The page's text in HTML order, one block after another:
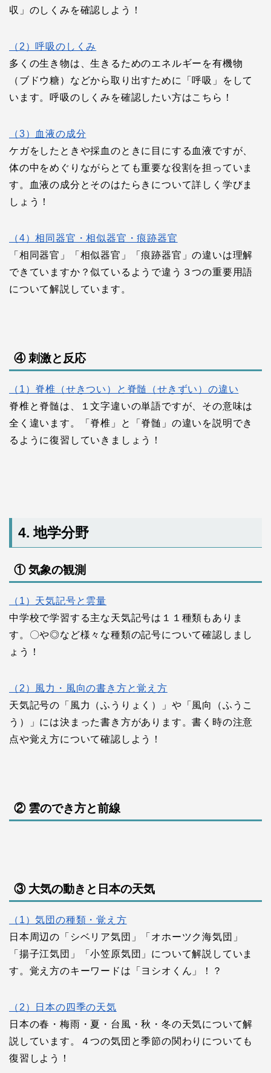
収」のしくみを確認しよう！
（2）呼吸のしくみ
多くの生き物は、生きるためのエネルギーを有機物
（ブドウ糖）などから取り出すために「呼吸」をして
います。呼吸のしくみを確認したい方はこちら！
（3）血液の成分
ケガをしたときや採血のときに目にする血液ですが、
体の中をめぐりながらとても重要な役割を担っていま
す。血液の成分とそのはたらきについて詳しく学びま
しょう！
（4）相同器官・相似器官・痕跡器官
「相同器官」「相似器官」「痕跡器官」の違いは理解
できていますか？似ているようで違う３つの重要用語
について解説しています。
④ 刺激と反応
（1）脊椎（せきつい）と脊髄（せきずい）の違い
脊椎と脊髄は、１文字違いの単語ですが、その意味は
全く違います。「脊椎」と「脊髄」の違いを説明でき
るように復習していきましょう！
4. 地学分野
① 気象の観測
（1）天気記号と雲量
中学校で学習する主な天気記号は１１種類もありま
す。〇や◎など様々な種類の記号について確認しまし
ょう！
（2）風力・風向の書き方と覚え方
天気記号の「風力（ふうりょく）」や「風向（ふうこ
う）」には決まった書き方があります。書く時の注意
点や覚え方について確認しよう！
② 雲のでき方と前線
③ 大気の動きと日本の天気
（1）気団の種類・覚え方
日本周辺の「シベリア気団」「オホーツク海気団」
「揚子江気団」「小笠原気団」について解説していま
す。覚え方のキーワードは「ヨシオくん」！？
（2）日本の四季の天気
日本の春・梅雨・夏・台風・秋・冬の天気について解
説しています。４つの気団と季節の関わりについても
復習しよう！